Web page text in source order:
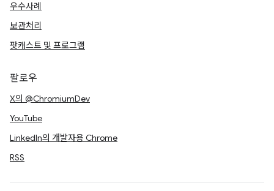
우수사례
보관처리
팟캐스트 및 프로그램
팔로우
X의 @ChromiumDev
YouTube
LinkedIn의 개발자용 Chrome
RSS